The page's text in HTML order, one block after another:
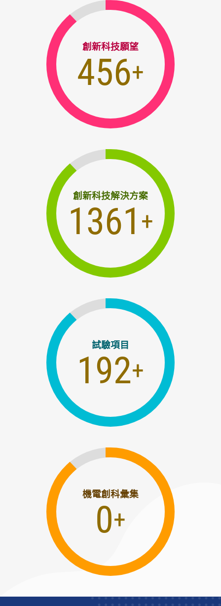
創新科技願望
569+
創新科技解決方案
1756 +
試驗項目
257+
機電創科彙集
0+